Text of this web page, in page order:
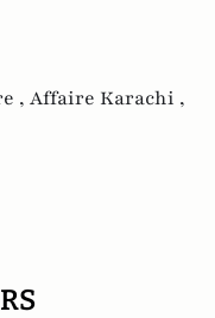
, Affaire Karachi ,